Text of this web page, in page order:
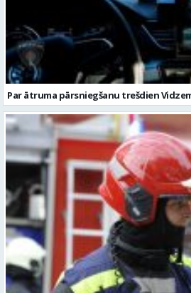
Par ātruma pārsniegšanu trešdien